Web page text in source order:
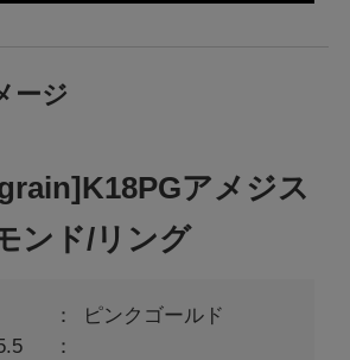
ージ
アメジス
ンド/リング
ピンクゴールド